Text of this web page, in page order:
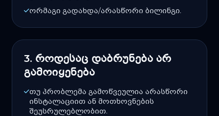
ორმაგი გადახდა/არასწორი ბილინგი.
3. როდესაც დაბრუნება არ
გამოიყენება
თუ პრობლემა გამოწვეულია არასწორი
ინსტალაციით ან მოთხოვნების
შეუსრულებლობით.